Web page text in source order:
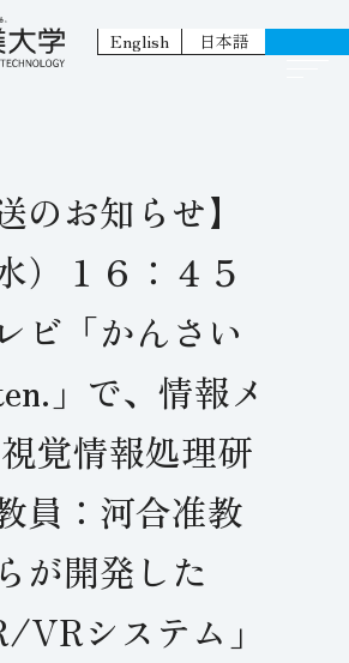
English 日本語
のお知らせ】
）１６：４５
ビ「かんさい
」で、情報メ
覚情報処理研
員：河合准教
が開発した
VRシステム」